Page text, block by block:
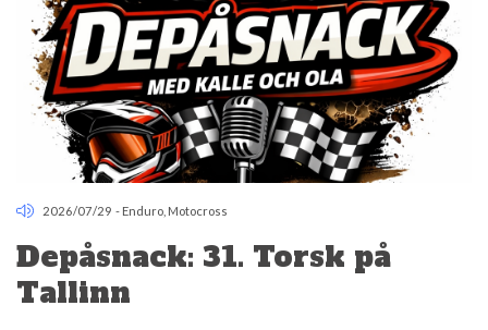
2026/07/29 - Enduro Motocross
Depåsnack: 31. Torsk på
Tallinn